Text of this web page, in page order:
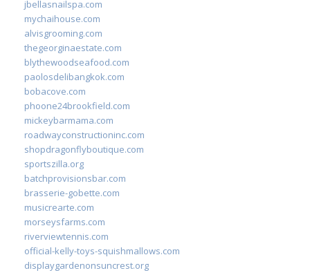
jbellasnailspa.com
mychaihouse.com
alvisgrooming.com
thegeorginaestate.com
blythewoodseafood.com
paolosdelibangkok.com
bobacove.com
phoone24brookfield.com
mickeybarmama.com
roadwayconstructioninc.com
shopdragonflyboutique.com
sportszilla.org
batchprovisionsbar.com
brasserie-gobette.com
musicrearte.com
morseysfarms.com
riverviewtennis.com
official-kelly-toys-squishmallows.com
displaygardenonsuncrest.org